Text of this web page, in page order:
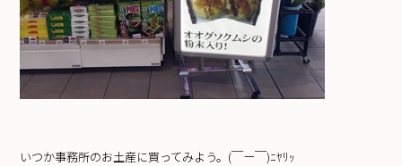
いつか事務所のお土産に買ってみよう。(￣ー￣)ﾆﾔﾘｯ